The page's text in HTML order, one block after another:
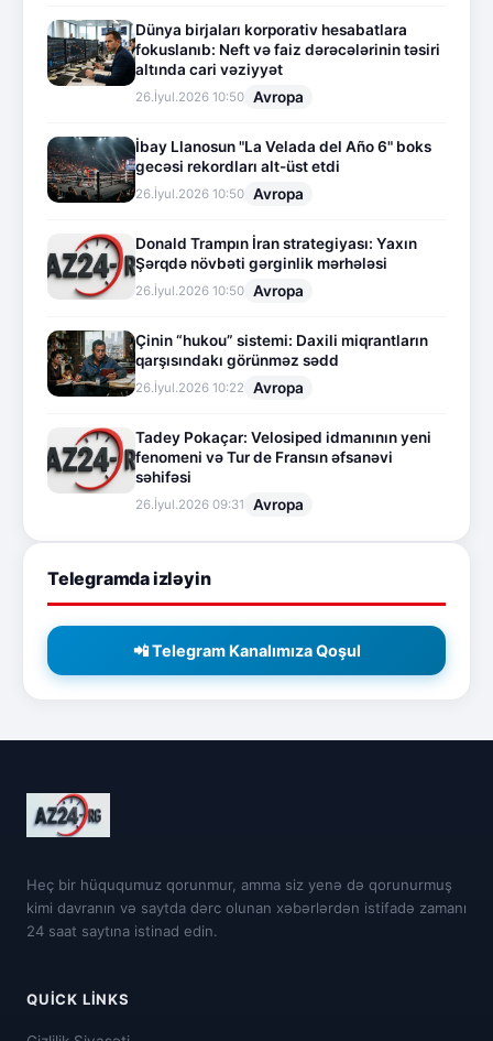
Dünya birjaları korporativ hesabatlara
fokuslanıb: Neft və faiz dərəcələrinin təsiri
altında cari vəziyyət
26.İyul.2026 10:50 Avropa
İbay Llanosun "La Velada del Año 6" boks
gecəsi rekordları alt-üst etdi
26.İyul.2026 10:50 Avropa
Donald Trampın İran strategiyası: Yaxın
Şərqdə növbəti gərginlik mərhələsi
26.İyul.2026 10:50 Avropa
Çinin “hukou” sistemi: Daxili miqrantların
qarşısındakı görünməz sədd
26.İyul.2026 10:22 Avropa
Tadey Pokaçar: Velosiped idmanının yeni
fenomeni və Tur de Fransın əfsanəvi
səhifəsi
26.İyul.2026 09:31 Avropa
Telegramda izləyin
📲 Telegram Kanalımıza Qoşul
Heç bir hüququmuz qorunmur, amma siz yenə də qorunurmuş
kimi davranın və saytda dərc olunan xəbərlərdən istifadə zamanı
24 saat saytına istinad edin.
QUICK LINKS